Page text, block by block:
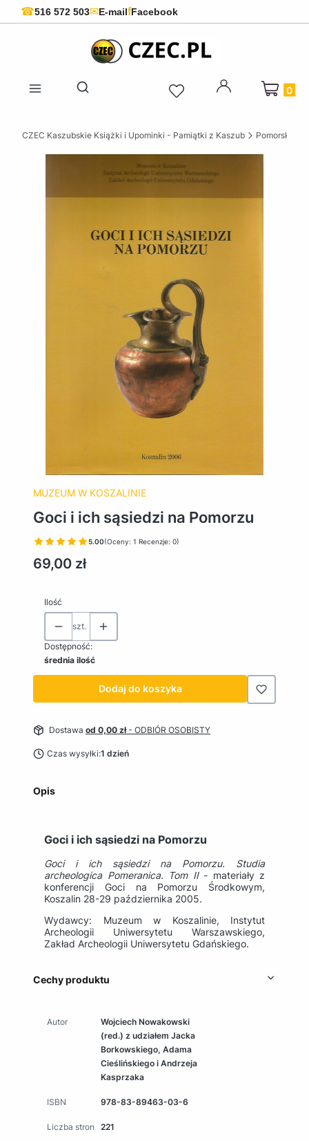
☎516 572 503✉E-mailfFacebook
Otwórz wyszukiwarkę
Produkty
CZEC Kaszubskie Książki i Upominki - Pamiątki z Kaszub Pomorskie
MUZEUM W KOSZALINIE
Goci i ich sąsiedzi na Pomorzu
5.00(Oceny: 1 Recenzje: 0)
Cena
69,00 zł
Ilość
szt.
Dostępność:
średnia ilość
Dodaj do koszyka
Dostawa od 0,00 zł- ODBIÓR OSOBISTY
Czas wysyłki:1 dzień
Opis
Goci i ich sąsiedzi na Pomorzu
Goci i ich sąsiedzi na Pomorzu. Studia
archeologica Pomeranica. Tom II- materiały z
konferencji Goci na Pomorzu Środkowym,
Koszalin 28-29 października 2005.
Wydawcy: Muzeum w Koszalinie, Instytut
Archeologii Uniwersytetu Warszawskiego,
Zakład Archeologii Uniwersytetu Gdańskiego.
Cechy produktu
Autor
Wojciech Nowakowski
(red.) z udziałem Jacka
Borkowskiego, Adama
Cieślińskiego i Andrzeja
Kasprzaka
ISBN 978-83-89463-03-6
Liczba stron 221